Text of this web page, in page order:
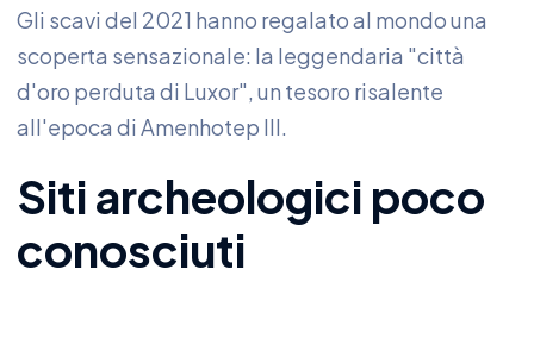
Gli scavi del 2021 hanno regalato al mondo una
scoperta sensazionale: la leggendaria "città
d'oro perduta di Luxor", un tesoro risalente
all'epoca di Amenhotep III.
Siti archeologici poco
conosciuti